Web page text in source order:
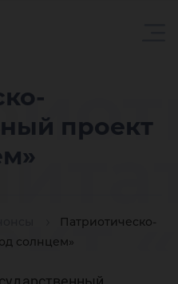
проект
Патриотическо-
солнцем»